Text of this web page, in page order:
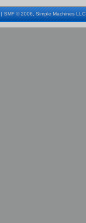
|SMF © 2006, Simple Machines LLC